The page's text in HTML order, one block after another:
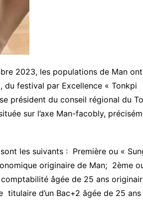
2023, les populations de Man
du festival par Excellence « Tonkpi
président du conseil régional du
sur l’axe Man-facobly,
les suivants : Première ou «
originaire de Man; 2ème
comptabilité âgée de 25 ans
titulaire d’un Bac+2 âgée de 25 ans